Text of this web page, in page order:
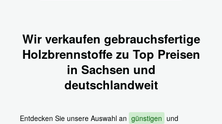
Wir verkaufen gebrauchsfertige
Holzbrennstoffe zu Top Preisen
in Sachsen und
deutschlandweit
Entdecken Sie unsere Auswahl an günstigen und